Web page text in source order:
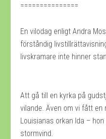
===============
En vilodag enligt Andra
förståndig
livskramare inte hinner
Att gå till en kyrka på
vilande. Även om vi fått
Louisianas orkan Ida –
stormvind.